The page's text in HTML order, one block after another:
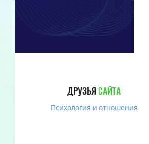
ДРУЗЬЯСАЙТА
Психология и отношения